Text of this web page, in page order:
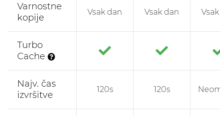
Varnostne
kopije
Vsak dan Vsak dan
Turbo
Cache
Najv. čas
izvršitve
120s 120s